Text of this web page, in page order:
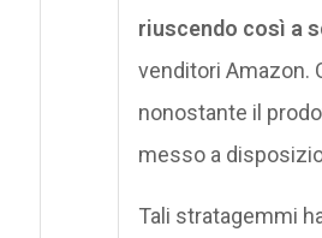
riuscendo così a
venditori Amazon.
nonostante il
messo a
Tali stratagemmi